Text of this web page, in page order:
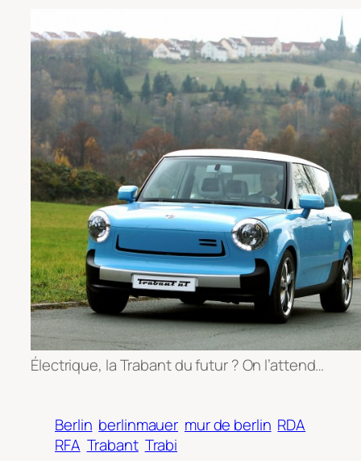
Électrique, la Trabant du futur ? On l’attend…
Berlin berlinmauer mur de berlin RDA
RFA Trabant Trabi